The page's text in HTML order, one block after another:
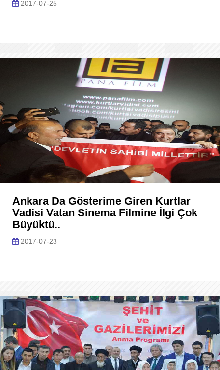
2017-07-25
Ankara Da Gösterime Giren Kurtlar
Vadisi Vatan Sinema Filmine İlgi Çok
Büyüktü..
2017-07-23